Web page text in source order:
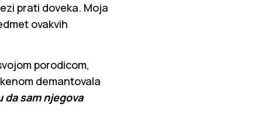
prati doveka. Moja
ovakvih
porodicom,
demantovala
da sam njegova